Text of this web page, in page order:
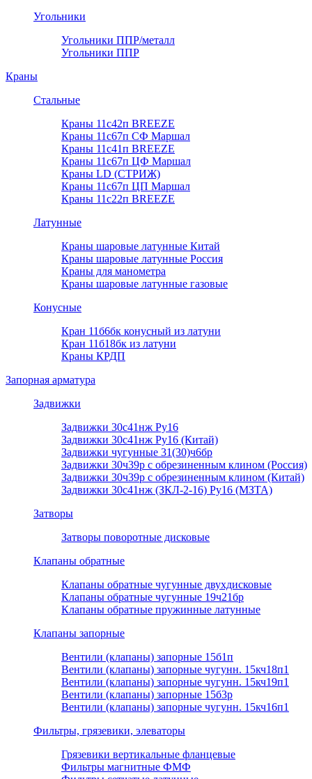
Угольники
Угольники ППР/металл
Угольники ППР
Краны
Стальные
Краны 11с42п BREEZE
Краны 11с67п СФ Маршал
Краны 11с41п BREEZE
Краны 11с67п ЦФ Маршал
Краны LD (СТРИЖ)
Краны 11с67п ЦП Маршал
Краны 11с22п BREEZE
Латунные
Краны шаровые латунные Китай
Краны шаровые латунные Россия
Краны для манометра
Краны шаровые латунные газовые
Конусные
Кран 11б6бк конусный из латуни
Кран 11б18бк из латуни
Краны КРДП
Запорная арматура
Задвижки
Задвижки 30с41нж Ру16
Задвижки 30с41нж Ру16 (Китай)
Задвижки чугунные 31(30)ч6бр
Задвижки 30ч39р с обрезиненным клином (Россия)
Задвижки 30ч39р с обрезиненным клином (Китай)
Задвижки 30с41нж (ЗКЛ-2-16) Ру16 (МЗТА)
Затворы
Затворы поворотные дисковые
Клапаны обратные
Клапаны обратные чугунные двухдисковые
Клапаны обратные чугунные 19ч21бр
Клапаны обратные пружинные латунные
Клапаны запорные
Вентили (клапаны) запорные 15б1п
Вентили (клапаны) запорные чугунн. 15кч18п1
Вентили (клапаны) запорные чугунн. 15кч19п1
Вентили (клапаны) запорные 15б3р
Вентили (клапаны) запорные чугунн. 15кч16п1
Фильтры, грязевики, элеваторы
Грязевики вертикальные фланцевые
Фильтры магнитные ФМФ